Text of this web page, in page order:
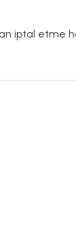
iptal etme